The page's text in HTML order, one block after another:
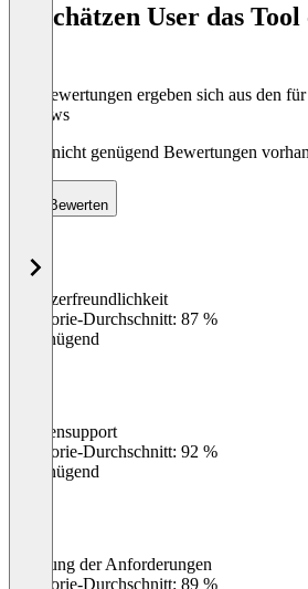
So schätzen User das
Die Bewertungen ergeben sich aus den
Reviews
Noch nicht genügend Bewertungen
Bewerten
Benutzerfreundlichkeit
Kategorie-Durchschnitt: 87 %
Ungenügend
Kundensupport
Kategorie-Durchschnitt: 92 %
Ungenügend
Erfüllung der Anforderungen
Kategorie-Durchschnitt: 89 %